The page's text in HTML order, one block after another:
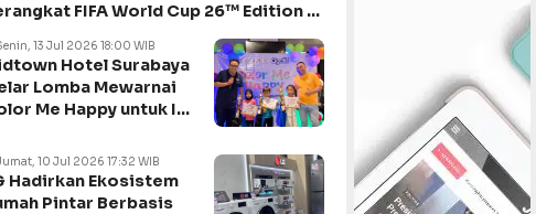
FIFA World Cup 26™ Edition di
13 Jul 2026 18:00 WIB
Hotel Surabaya
Lomba Mewarnai
Me Happy untuk Isi
10 Jul 2026 17:32 WIB
Hadirkan Ekosistem
Pintar Berbasis